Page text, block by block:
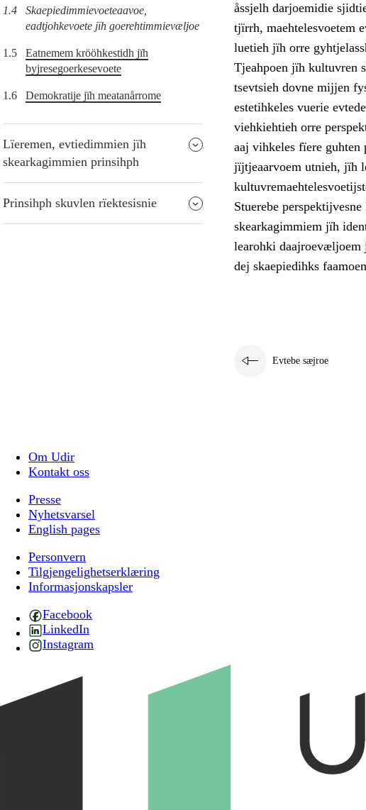
1.4
Skaepiedimmievoeteaavoe,
eadtjohkevoete jïh goerehtimmievæljoe
1.5
Eatnemem krööhkestidh jïh
byjresegoerkesevoete
1.6 Demokratije jïh meatanårrome
Lïeremen, evtiedimmien jïh
skearkagimmien prinsihph
Prinsihph skuvlen rïektesisnie
åssjelh darjoemidie
tjïrrh, maehtelesvoetem
luetieh jïh orre
Tjeahpoen jïh kultuvren
tsevtsieh dovne mijjen
estetihkeles vuerie
viehkiehtieh orre
aaj vihkeles fïere guhten
jïjtjeaarvoem utnieh, jïh
Stuerebe
skearkagimmiem jïh
learohki daajroevæljoem
dej skaepiedihks
Evtebe sæjroe
Om Udir
Kontakt oss
Presse
Nyhetsvarsel
English pages
Personvern
Tilgjengelighetserklæring
Informasjonskapsler
Facebook
LinkedIn
Instagram